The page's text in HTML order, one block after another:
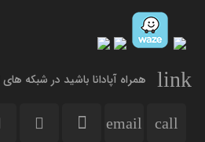
link همراه آپادانا باشید در شبکه
call
email